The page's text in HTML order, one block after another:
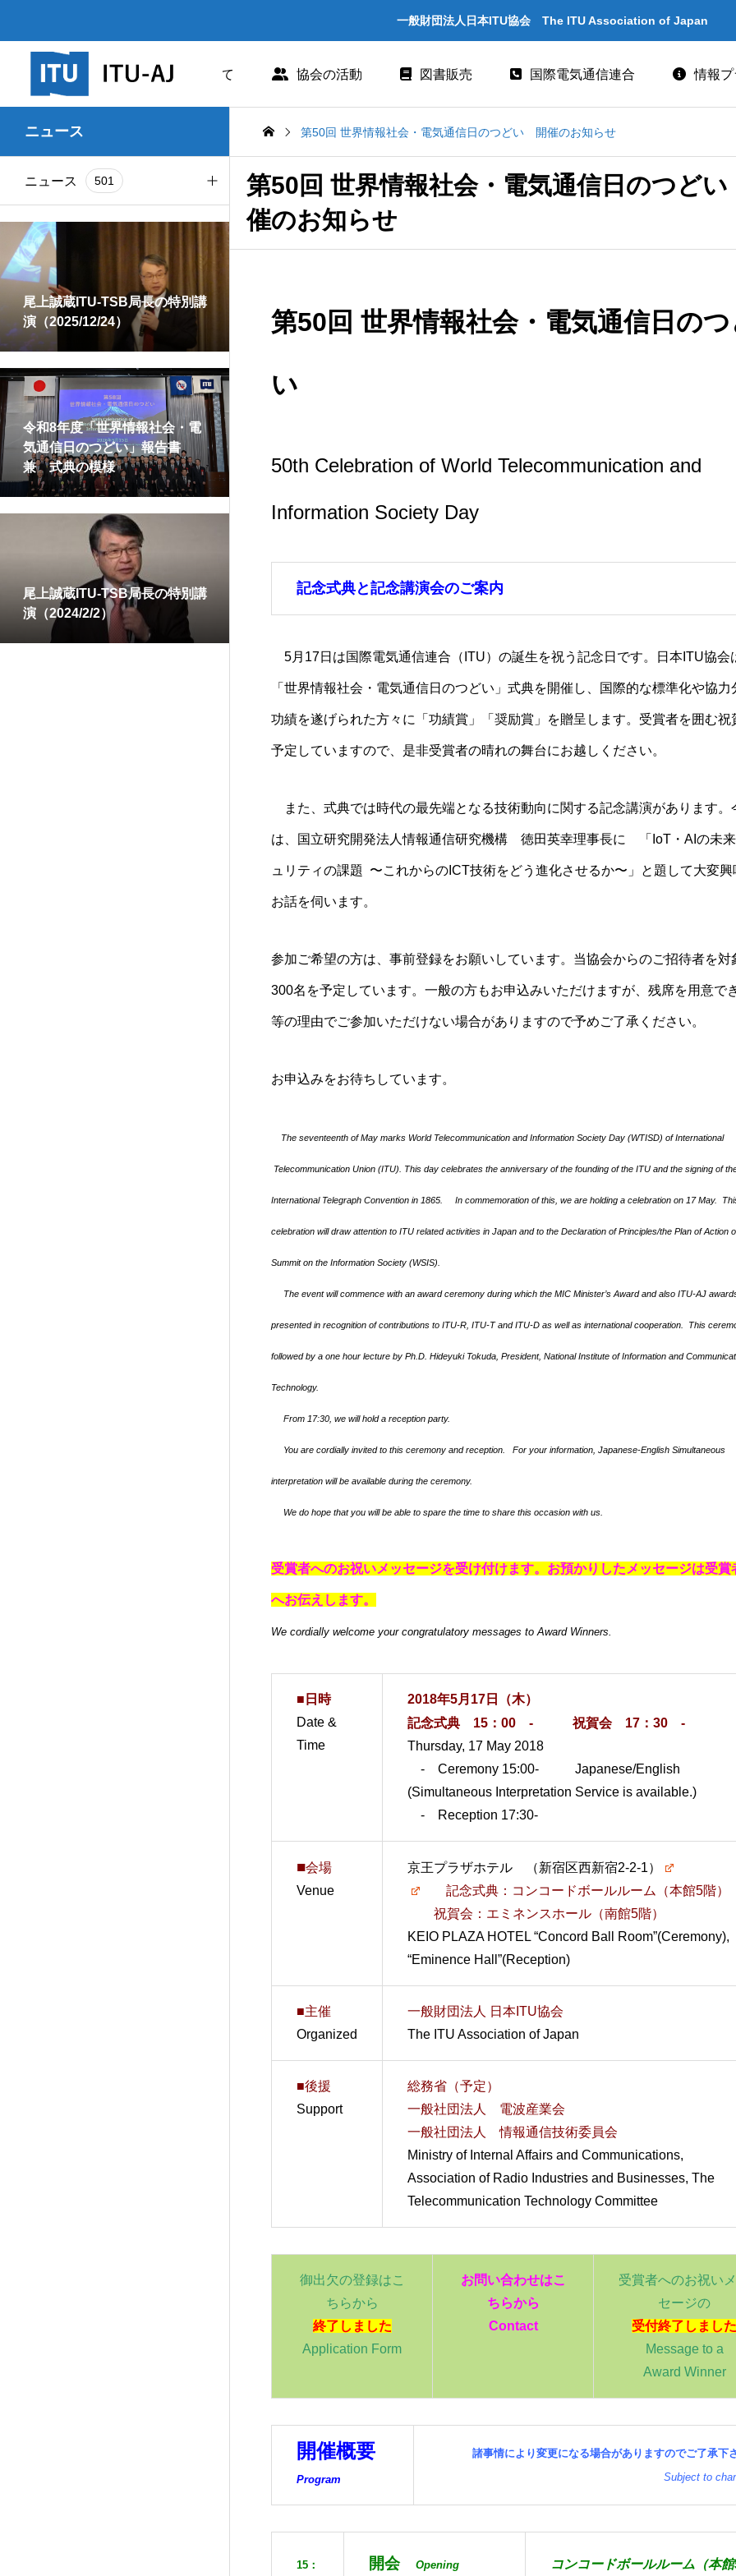
一般財団法人日本ITU協会 The ITU Association of Japan
日本ITU協会について 協会の活動 図書販売 国際電気通信連合 情報プ
協会組織
業務および財務に関する資料
法人賛助会員のご案内
協会案内パンフレット
協会の所在地
世界情報社会・電気通信日記念行事
出版・情報活動
図書販売
人材育成
ITUクラブ
ITU とは
ITU-D 関係のデータ情報
ITUメンバー情報（加盟国、参加企
ニュース
ニュース 501
お知らせ
情報誌
研究会 162
尾上誠蔵ITU-TSB局長の特別講
演（2025/12/24）
令和8年度「世界情報社会・電
気通信日のつどい」報告書
兼 式典の模様
尾上誠蔵ITU-TSB局長の特別講
演（2024/2/2）
第50回 世界情報社会・電気通信日のつどい 開催のお知らせ
第50回 世界情報社会・電気通信日のつど
催のお知らせ
第50回 世界情報社会・電気通信日の
い
50th Celebration of World Telecommunication and
Information Society Day
記念式典と記念講演会のご案内
5月17日は国際電気通信連合（ITU）の誕生を祝う記念日です。日本ITU協会
「世界情報社会・電気通信日のつどい」式典を開催し、国際的な標準化や協力
功績を遂げられた方々に「功績賞」「奨励賞」を贈呈します。受賞者を囲む祝
予定していますので、是非受賞者の晴れの舞台にお越しください。
また、式典では時代の最先端となる技術動向に関する記念講演があります。
は、国立研究開発法人情報通信研究機構 徳田英幸理事長に 「IoT・AIの未
ュリティの課題 〜これからのICT技術をどう進化させるか〜」と題して大変興
お話を伺います。
参加ご希望の方は、事前登録をお願いしています。当協会からのご招待者を対
300名を予定しています。一般の方もお申込みいただけますが、残席を用意で
等の理由でご参加いただけない場合がありますので予めご了承ください。
お申込みをお待ちしています。
The seventeenth of May marks World Telecommunication and Information Society Day (WTISD) of International
Telecommunication Union (ITU). This day celebrates the anniversary of the founding of the ITU and the signing of
International Telegraph Convention in 1865. In commemoration of this, we are holding a celebration on 17 May.
celebration will draw attention to ITU related activities in Japan and to the Declaration of Principles/the Plan of Action
Summit on the Information Society (WSIS).
The event will commence with an award ceremony during which the MIC Minister’s Award and also ITU-AJ
presented in recognition of contributions to ITU-R, ITU-T and ITU-D as well as international cooperation. This
followed by a one hour lecture by Ph.D. Hideyuki Tokuda, President, National Institute of Information and
Technology.
From 17:30, we will hold a reception party.
You are cordially invited to this ceremony and reception. For your information, Japanese-English Simultaneous
interpretation will be available during the ceremony.
We do hope that you will be able to spare the time to share this occasion with us.
受賞者へのお祝いメッセージを受け付けます。お預かりしたメッセージは受賞
へお伝えします。
We cordially welcome your congratulatory messages to Award Winners.
■日時
Date &
Time
2018年5月17日（木）
記念式典 15：00 -祝賀会 17：30 -
Thursday, 17 May 2018
- Ceremony 15:00- Japanese/English
(Simultaneous Interpretation Service is available.)
- Reception 17:30-
■会場
Venue
京王プラザホテル （新宿区西新宿2-2-1）
記念式典：コンコードボールルーム（本館5階）
祝賀会：エミネンスホール（南館5階）
KEIO PLAZA HOTEL “Concord Ball Room”(Ceremony),
“Eminence Hall”(Reception)
■主催
Organized
一般財団法人 日本ITU協会
The ITU Association of Japan
■後援
Support
総務省（予定）
一般社団法人 電波産業会
一般社団法人 情報通信技術委員会
Ministry of Internal Affairs and Communications,
Association of Radio Industries and Businesses, The
Telecommunication Technology Committee
御出欠の登録はこ
ちらから
終了しました
Application Form
お問い合わせはこ
ちらから
Contact
受賞者へのお祝い
セージの
受付終了しました
Message to a
Award Winner
開催概要
Program
諸事情により変更になる場合がありますのでご了承下
Subject to
15： 開会 Opening コンコードボールルーム（本